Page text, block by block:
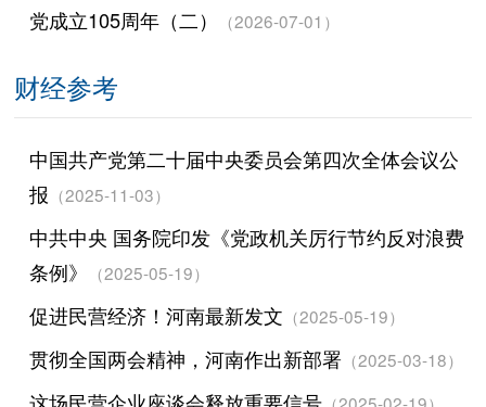
党成立105周年（二）
（2026-07-01）
财经参考
中国共产党第二十届中央委员会第四次全体会议公
报 （2025-11-03）
中共中央 国务院印发《党政机关厉行节约反对浪费
条例》
（2025-05-19）
促进民营经济！河南最新发文 （2025-05-19）
贯彻全国两会精神，河南作出新部署（2025-03-18）